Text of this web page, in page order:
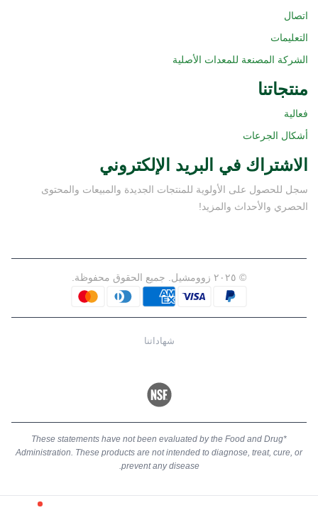
اتصال
التعليمات
الشركة المصنعة للمعدات الأصلية
منتجاتنا
فعالية
أشكال الجرعات
الاشتراك في البريد الإلكتروني
سجل للحصول على الأولوية للمنتجات الجديدة والمبيعات والمحتوى
الحصري والأحداث والمزيد!
© ٢٠٢٥ زوومشيل. جميع الحقوق محفوظة.
شهاداتنا
*These statements have not been evaluated by the Food and Drug
Administration. These products are not intended to diagnose, treat, cure, or
prevent any disease.